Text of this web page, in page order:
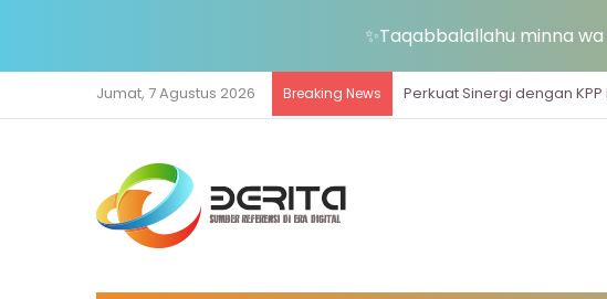
✨Taqabbalallahu minna
Jumat, 7 Agustus 2026 Breaking News